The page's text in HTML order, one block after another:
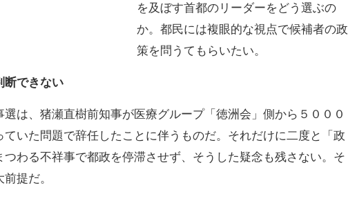
を及ぼす首都のリーダーをどう選ぶの
か。都民には複眼的な視点で候補者の政
策を問うてもらいたい。
断できない
は、猪瀬直樹前知事が医療グループ「徳洲会」側から５０００
ていた問題で辞任したことに伴うものだ。それだけに二度と「政
つわる不祥事で都政を停滞させず、そうした疑念も残さない。そ
提だ。